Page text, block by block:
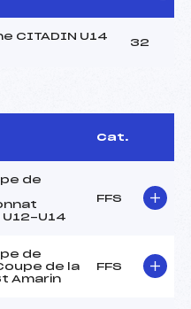
CITADIN U14
32
Cat.
de
U12-U14
FFS
de
de la
Amarin
FFS